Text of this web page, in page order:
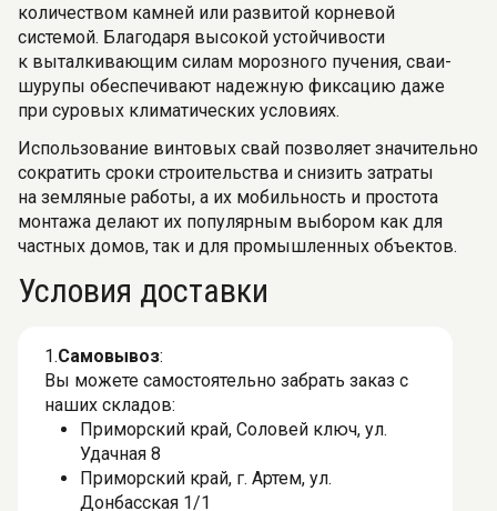
количеством камней или развитой корневой
системой. Благодаря высокой устойчивости
к выталкивающим силам морозного пучения, сваи-
шурупы обеспечивают надежную фиксацию даже
при суровых климатических условиях.
Использование винтовых свай позволяет значительно
сократить сроки строительства и снизить затраты
на земляные работы, а их мобильность и простота
монтажа делают их популярным выбором как для
частных домов, так и для промышленных объектов.
Условия доставки
1.Самовывоз:
Вы можете самостоятельно забрать заказ с
наших складов:
Приморский край, Соловей ключ, ул.
Удачная 8
Приморский край, г. Артем, ул.
Донбасская 1/1